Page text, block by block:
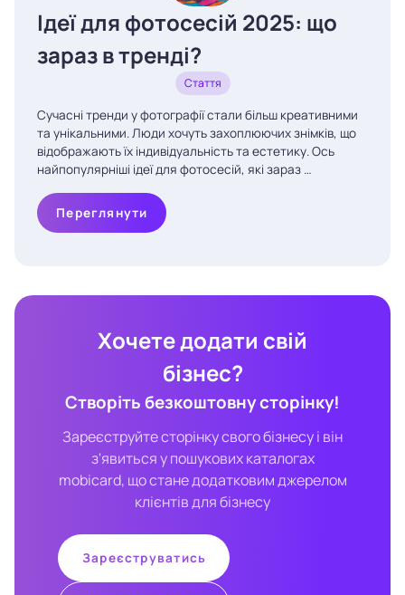
Хочете додати свій
бізнес?
Створіть безкоштовну сторінку!
Зареєструйте сторінку свого бізнесу і він
з'явиться у пошукових каталогах
mobicard, що стане додатковим джерелом
клієнтів для бізнесу
Зареєструватись
Ідеї для фотосесій 2025: що
зараз в тренді?
Стаття
Сучасні тренди у фотографії стали більш креативними
та унікальними. Люди хочуть захоплюючих знімків, що
відображають їх індивідуальність та естетику. Ось
найпопулярніші ідеї для фотосесій, які зараз …
Переглянути